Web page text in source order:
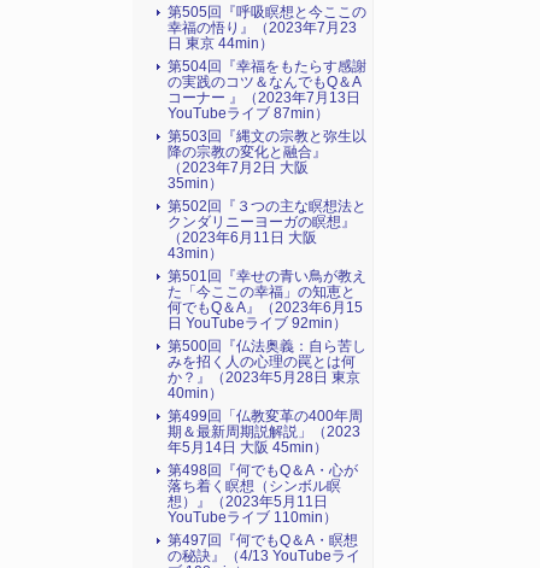
第505回『呼吸瞑想と今ここの
幸福の悟り』（2023年7月23
日 東京 44min）
第504回『幸福をもたらす感謝
の実践のコツ＆なんでもQ＆A
コーナー 』（2023年7月13日
YouTubeライブ 87min）
第503回『縄文の宗教と弥生以
降の宗教の変化と融合』
（2023年7月2日 大阪
35min）
第502回『３つの主な瞑想法と
クンダリニーヨーガの瞑想』
（2023年6月11日 大阪
43min）
第501回『幸せの青い鳥が教え
た「今ここの幸福」の知恵と
何でもQ＆A』（2023年6月15
日 YouTubeライブ 92min）
第500回『仏法奥義：自ら苦し
みを招く人の心理の罠とは何
か？』（2023年5月28日 東京
40min）
第499回「仏教変革の400年周
期＆最新周期説解説」（2023
年5月14日 大阪 45min）
第498回『何でもQ＆A・心が
落ち着く瞑想（シンボル瞑
想）』（2023年5月11日
YouTubeライブ 110min）
第497回『何でもQ＆A・瞑想
の秘訣』（4/13 YouTubeライ